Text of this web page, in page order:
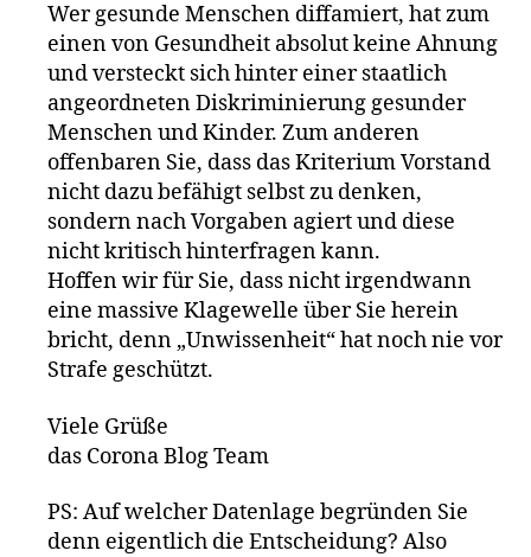
Wer gesunde Menschen diffamiert, hat zum
einen von Gesundheit absolut keine Ahnung
und versteckt sich hinter einer staatlich
angeordneten Diskriminierung gesunder
Menschen und Kinder. Zum anderen
offenbaren Sie, dass das Kriterium Vorstand
nicht dazu befähigt selbst zu denken,
sondern nach Vorgaben agiert und diese
nicht kritisch hinterfragen kann.
Hoffen wir für Sie, dass nicht irgendwann
eine massive Klagewelle über Sie herein
bricht, denn „Unwissenheit“ hat noch nie vor
Strafe geschützt.
Viele Grüße
das Corona Blog Team
PS: Auf welcher Datenlage begründen Sie
denn eigentlich die Entscheidung? Also